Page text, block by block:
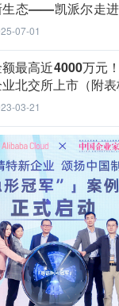
生态——凯派尔走
07-01
最高近4000万元
北交所上市（附表
03-21